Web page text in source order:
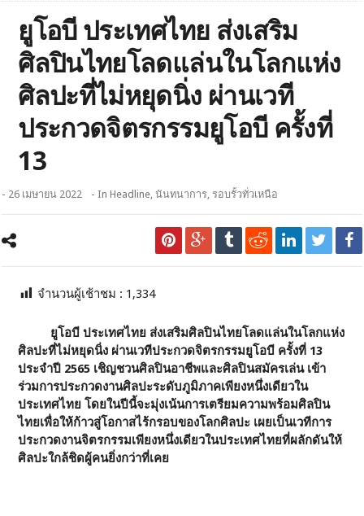
ยูโอบี ประเทศไทย ส่งเสริม
ศิลปินไทยโลดแล่นในโลกแห่ง
ศิลปะที่ไม่หยุดนิ่ง ผ่านเวที
ประกวดจิตรกรรมยูโอบี ครั้งที่
13
- 26 เมษายน 2022 - InHeadline,นันทนาการ, รอบรั้วทั่วเหนือ
จำนวนผู้เช้าชม : 1,334
ยูโอบี ประเทศไทย ส่งเสริมศิลปินไทยโลดแล่นในโลกแห่ง
ศิลปะที่ไม่หยุดนิ่ง ผ่านเวทีประกวดจิตรกรรมยูโอบี ครั้งที่ 13
ประจำปี 2565 เชิญชวนศิลปินอาชีพและศิลปินสมัครเล่น เข้า
ร่วมการประกวดงานศิลปะระดับภูมิภาคเพียงหนึ่งเดียวใน
ประเทศไทย โดยในปีนี้จะมุ่งเน้นการเตรียมความพร้อมศิลปิน
ไทยเพื่อให้ก้าวสู่โอกาสไร้กรอบของโลกศิลปะ เผยเป็นเวทีการ
ประกวดงานจิตรกรรมเพียงหนึ่งเดียวในประเทศไทยที่ผลักดันให้
ศิลปะใกล้ชิดผู้คนยิ่งกว่าที่เคย